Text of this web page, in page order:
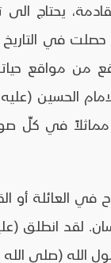
يحتاج الى
في
من مواقع
الحسين (عليه
مماثلاً في كلِّ
في العائلة أو
لقد انطلق
الله (صلى الله